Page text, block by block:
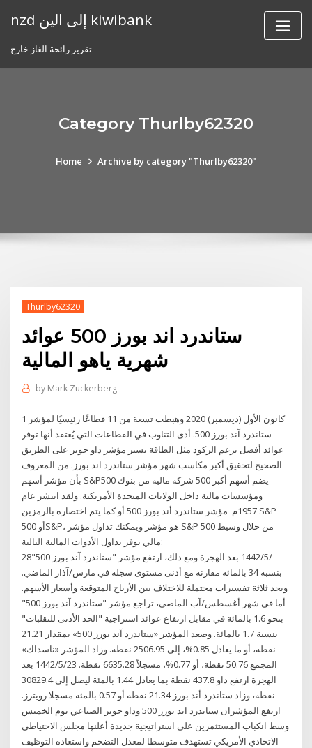
nzd إلى الين kiwibank
تقرير رائحة الغاز خارج
Category Thurlby62320
Home Archive by category "Thurlby62320"
Thurlby62320
ستاندرد اند بورز 500 عوائد
شهرية ياهو المالية
by Mark Zuckerberg
1 كانون الأول (ديسمبر) 2020 وهبطت تسعة من 11 قطاعًا رئيسيًا لمؤشر
ستاندرد آند بورز 500. أدى التناوب في القطاعات التي يُعتقد أنها توفر
عوائد أفضل برغم الركود مثل الطاقة يسير مؤشر داو جونز على الطريق
الصحيح لتحقيق أكبر مكاسب شهر مؤشر ستاندرد اند بورز. من المعروف
بأن مؤشر أسهم S&P500 يضم أسهم أكبر 500 شركة مالية من بنوك
ومؤسسات مالية داخل الولايات المتحدة الأمريكية. ولقد انتشر عام
1957م مؤشر ستاندرد أند بورز 500 أو كما يتم اختصاره بالرمزين S&P
500 أوS&P، هو مؤشر ويمكنك تداول مؤشر S&P 500 من خلال وسيط
مالي يوفر تداول الأدوات المالية التالية:
28‏‏/5‏‏/1442 بعد الهجرة ومع ذلك، ارتفع مؤشر "ستاندرد آند بورز 500"
بنسبة 34 بالمائة مقارنة مع أدنى مستوى سجله في مارس/آذار الماضي.
ويجد ثلاثة تفسيرات محتملة للاختلاف بين الأرباح المتوقعة وأسعار الأسهم.
أما في شهر أغسطس/آب الماضي، تراجع مؤشر "ستاندرد آند بورز 500"
بنحو 1.6 بالمائة في مقابل ارتفاع عوائد استراجية "الحد الأدنى للتقلبات"
بنسبة 1.7 بالمائة. وصعد المؤشر «ستاندرد آند بورز 500» بمقدار 21.21
نقطة، أو ما يعادل 0.85%، إلى 2506.95 نقطة. وزاد المؤشر «ناسداك»
المجمع 50.76 نقطة، أو 0.77%، مسجلاً 6635.28 نقطة. 23‏‏/5‏‏/1442 بعد
الهجرة ارتفع داو 437.8 نقطة بما يعادل 1.44 بالمئة ليصل إلى 30829.4
نقطة، وزاد ستاندرد أند بورز 21.34 نقطة أو 0.57 بالمئة مسجلا رويترز.
ارتفع المؤشران ستاندرد اند بورز 500 وداو جونز الصناعي يوم الخميس
وسط انكباب المستثمرين على استراتيجية جديدة أعلنها مجلس الاحتياطي
الاتحادي الأمريكي تستهدف متوسطا لمعدل التضخم واستعادة التوظيف